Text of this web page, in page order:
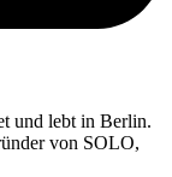
und lebt in Berlin.
von SOLO,